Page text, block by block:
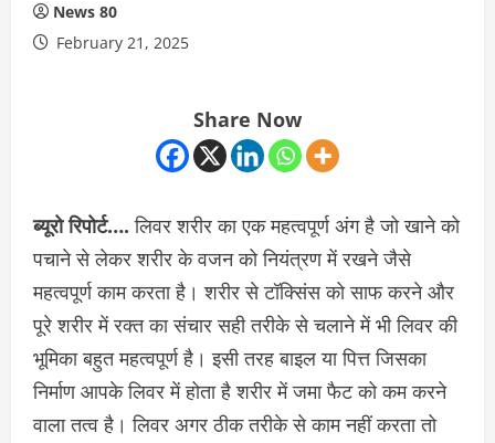
News 80
February 21, 2025
Share Now
ब्यूरो रिपोर्ट…. लिवर शरीर का एक महत्वपूर्ण अंग है जो खाने को
पचाने से लेकर शरीर के वजन को नियंत्रण में रखने जैसे
महत्वपूर्ण काम करता है। शरीर से टॉक्सिंस को साफ करने और
पूरे शरीर में रक्त का संचार सही तरीके से चलाने में भी लिवर की
भूमिका बहुत महत्वपूर्ण है। इसी तरह बाइल या पित्त जिसका
निर्माण आपके लिवर में होता है शरीर में जमा फैट को कम करने
वाला तत्व है। लिवर अगर ठीक तरीके से काम नहीं करता तो